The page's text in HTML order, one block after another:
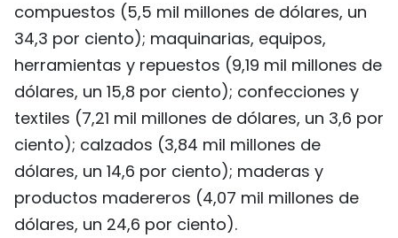
compuestos (5,5 mil millones de dólares, un
34,3 por ciento); maquinarias, equipos,
herramientas y repuestos (9,19 mil millones de
dólares, un 15,8 por ciento); confecciones y
textiles (7,21 mil millones de dólares, un 3,6 por
ciento); calzados (3,84 mil millones de
dólares, un 14,6 por ciento); maderas y
productos madereros (4,07 mil millones de
dólares, un 24,6 por ciento).